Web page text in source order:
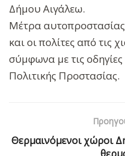
Δήμου Αιγάλεω.
Μέτρα
και οι πολίτες από τις
σύμφωνα με τις
Πολιτικής Προστασίας.
Θερμαινόμενοι χώροι